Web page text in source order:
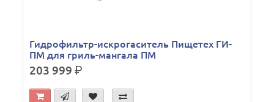
Гидрофильтр-искрогаситель Пищетех ГИ-
ПМ для гриль-мангала ПМ
203 999р.